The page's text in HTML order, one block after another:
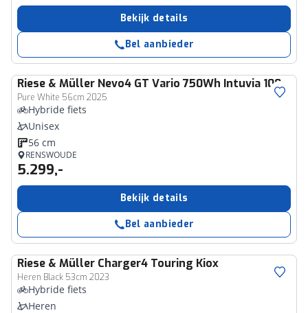
Bekijk details
Bel aanbieder
Riese & Müller Nevo4 GT Vario 750Wh Intuvia 100
Pure White 56cm 2025
Hybride fiets
Unisex
56 cm
RENSWOUDE
5.299,-
Bekijk details
Bel aanbieder
Riese & Müller Charger4 Touring Kiox
Heren Black 53cm 2023
Hybride fiets
Heren